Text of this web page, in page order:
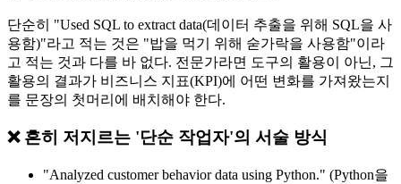
단순히 "Used SQL to extract data(데이터 추출을 위해 SQL을 사
용함)"라고 적는 것은 "밥을 먹기 위해 숟가락을 사용함"이라
고 적는 것과 다를 바 없다. 전문가라면 도구의 활용이 아닌, 그
활용의 결과가 비즈니스 지표(KPI)에 어떤 변화를 가져왔는지
를 문장의 첫머리에 배치해야 한다.
❌ 흔히 저지르는 '단순 작업자'의 서술 방식
"Analyzed customer behavior data using Python." (Python을